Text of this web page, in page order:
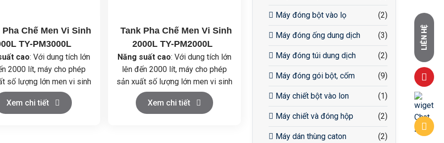
Pha Chế Men Vi Sinh
TY-PM3000L
cao: Với dung tích lớn
2000 lít, máy cho phép
số lượng lớn men vi sinh
chu kỳ, đáp ứng nhu
xuất hàng loạt và quy mô
Xem chi tiết
Tank Pha Chế Men Vi Sinh
2000L TY-PM2000L
Năng suất cao: Với dung tích lớn
lên đến 2000 lít, máy cho phép
sản xuất số lượng lớn men vi sinh
trong một chu kỳ, đáp ứng nhu
cầu sản xuất hàng loạt và quy mô
Xem chi tiết
Máy đóng bột vào lọ (2)
Máy đóng ống dung dịch (3)
Máy đóng túi dung dịch (2)
Máy đóng gói bột, cốm (9)
Máy chiết bột vào lon (1)
Máy chiết và đóng hộp (2)
Máy dán thùng caton (2)
LIÊN HỆ